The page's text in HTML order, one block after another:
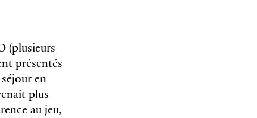
(plusieurs
présentés
en
plus
au jeu,